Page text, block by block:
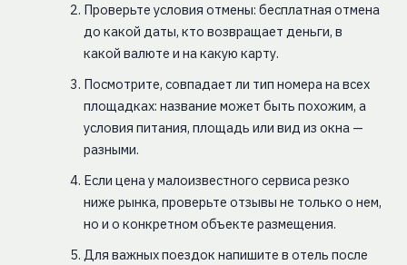
Проверьте условия отмены: бесплатная отмена
до какой даты, кто возвращает деньги, в
какой валюте и на какую карту.
Посмотрите, совпадает ли тип номера на всех
площадках: название может быть похожим, а
условия питания, площадь или вид из окна —
разными.
Если цена у малоизвестного сервиса резко
ниже рынка, проверьте отзывы не только о нем,
но и о конкретном объекте размещения.
Для важных поездок напишите в отель после